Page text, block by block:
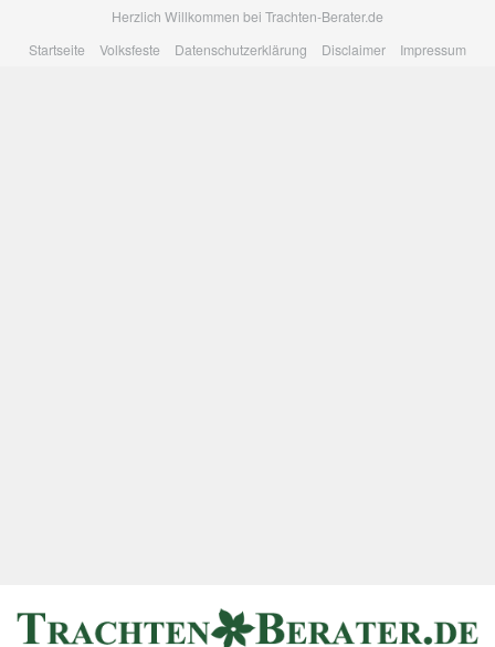
main
Herzlich Willkommen bei Trachten-Berater.de
Startseite
Volksfeste Datenschutzerklärung Disclaimer Impressum